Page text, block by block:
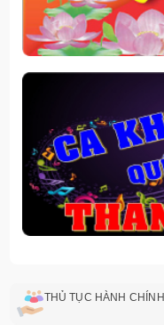
THỦ TỤC HÀNH CHÍNH